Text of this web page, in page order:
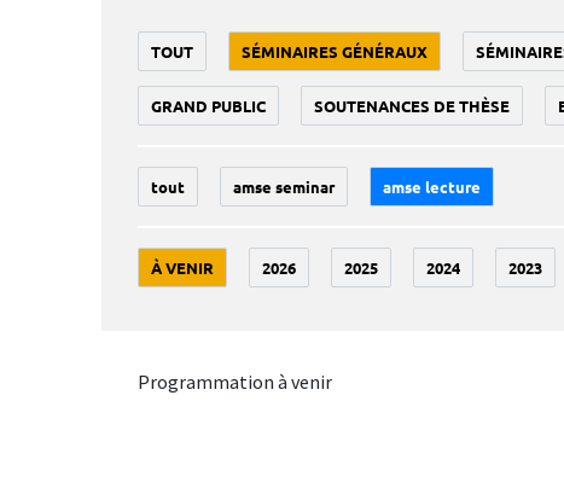
TOUT SÉMINAIRES GÉNÉRAUX
GRAND PUBLIC SOUTENANCES DE THÈSE
tout amse seminar amse lecture
À VENIR 2026 2025 2024 2023
Programmation à venir